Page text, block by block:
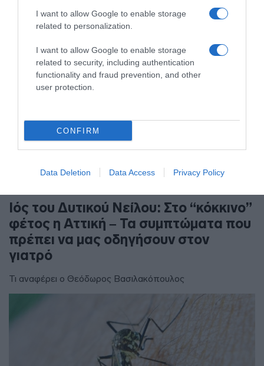
I want to allow Google to enable storage
related to personalization.
I want to allow Google to enable storage
related to security, including authentication
functionality and fraud prevention, and other
user protection.
CONFIRM
Data Deletion Data Access Privacy Policy
Ιός του Δυτικού Νείλου: Στο “κόκκινο”
φέτος η Αττική – Τα συμπτώματα που
πρέπει να μας οδηγήσουν στον
γιατρό
Τι αναφέρει ο Θεόδωρος Βασιλακόπουλος